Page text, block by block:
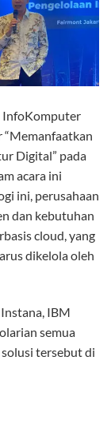
InfoKomputer
“Memanfaatkan
Digital” pada
acara ini
ini, perusahaan
dan kebutuhan
cloud, yang
dikelola oleh
IBM
semua
tersebut di